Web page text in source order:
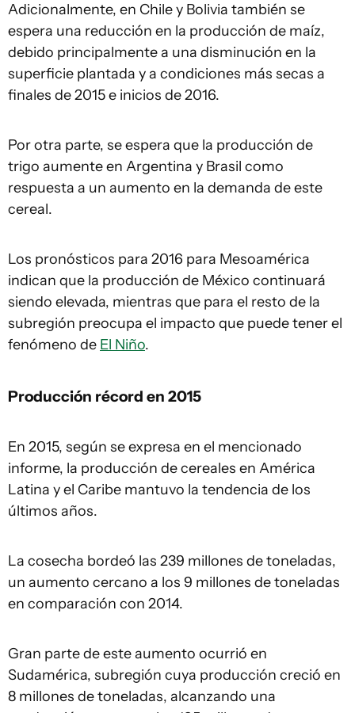
Adicionalmente, en Chile y Bolivia también se
espera una reducción en la producción de maíz,
debido principalmente a una disminución en la
superficie plantada y a condiciones más secas a
finales de 2015 e inicios de 2016.
Por otra parte, se espera que la producción de
trigo aumente en Argentina y Brasil como
respuesta a un aumento en la demanda de este
cereal.
Los pronósticos para 2016 para Mesoamérica
indican que la producción de México continuará
siendo elevada, mientras que para el resto de la
subregión preocupa el impacto que puede tener el
fenómeno de El Niño.
Producción récord en 2015
En 2015, según se expresa en el mencionado
informe, la producción de cereales en América
Latina y el Caribe mantuvo la tendencia de los
últimos años.
La cosecha bordeó las 239 millones de toneladas,
un aumento cercano a los 9 millones de toneladas
en comparación con 2014.
Gran parte de este aumento ocurrió en
Sudamérica, subregión cuya producción creció en
8 millones de toneladas, alcanzando una